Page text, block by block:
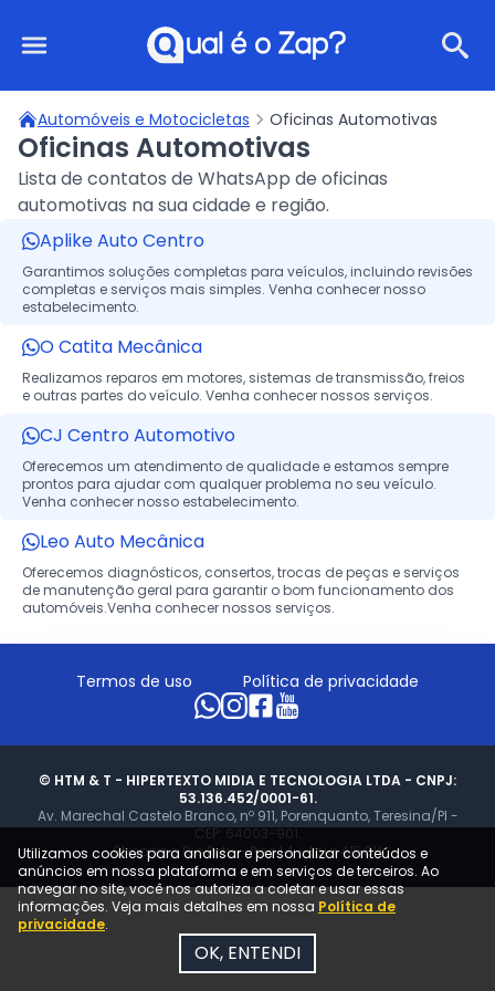
Qual é o Zap?
Automóveis e Motocicletas Oficinas Automotivas
Oficinas Automotivas
Lista de contatos de WhatsApp de oficinas
automotivas na sua cidade e região.
Aplike Auto Centro
Garantimos soluções completas para veículos, incluindo revisões
completas e serviços mais simples. Venha conhecer nosso
estabelecimento.
O Catita Mecânica
Realizamos reparos em motores, sistemas de transmissão, freios
e outras partes do veículo. Venha conhecer nossos serviços.
CJ Centro Automotivo
Oferecemos um atendimento de qualidade e estamos sempre
prontos para ajudar com qualquer problema no seu veículo.
Venha conhecer nosso estabelecimento.
Leo Auto Mecânica
Oferecemos diagnósticos, consertos, trocas de peças e serviços
de manutenção geral para garantir o bom funcionamento dos
automóveis.Venha conhecer nossos serviços.
Termos de uso Política de privacidade
© HTM & T - HIPERTEXTO MIDIA E TECNOLOGIA LTDA - CNPJ:
53.136.452/0001-61.
Av. Marechal Castelo Branco, nº 911, Porenquanto, Teresina/PI -
CEP: 64003-901.
Shopping Rio Poty – Piso L4 – Loja 415GH
Utilizamos cookies para analisar e personalizar conteúdos e
anúncios em nossa plataforma e em serviços de terceiros. Ao
navegar no site, você nos autoriza a coletar e usar essas
informações. Veja mais detalhes em nossa Política de
privacidade.
OK, ENTENDI